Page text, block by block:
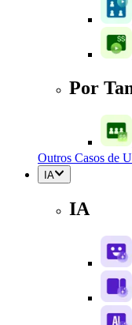
Por
Outros Casos de
IA
IA